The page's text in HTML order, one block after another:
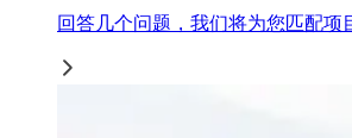
回答几个问题，我们将为您匹配项